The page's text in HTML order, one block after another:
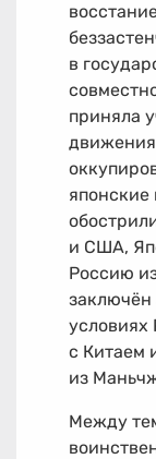
в
приняла
японские
и США,
Россию
заключён
условиях
с Китаем
из
Между